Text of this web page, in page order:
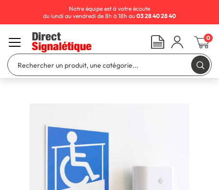
Notre équipe est à votre écoute
du lundi au vendredi de 8h à 18h au 03 28 40 28 40
0